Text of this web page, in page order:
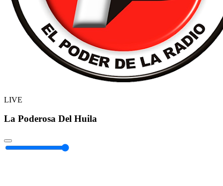
LIVE
La Poderosa Del Huila